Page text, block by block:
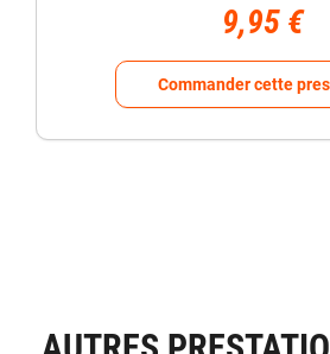
9,95 €
Commander cette